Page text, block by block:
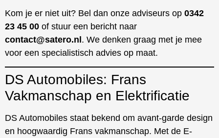
Kom je er niet uit? Bel dan onze adviseurs op 0342
23 45 00 of stuur een bericht naar
contact@satero.nl. We denken graag met je mee
voor een specialistisch advies op maat.
DS Automobiles: Frans
Vakmanschap en Elektrificatie
DS Automobiles staat bekend om avant-garde design
en hoogwaardig Frans vakmanschap. Met de E-